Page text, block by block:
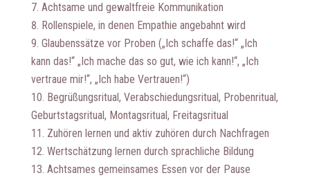
Achtsame und gewaltfreie Kommunikation
Rollenspiele, in denen Empathie angebahnt wird
Glaubenssätze vor Proben („Ich schaffe das!“ „Ich
kann das!“ „Ich mache das so gut, wie ich kann!“, „Ich
vertraue mir!“, „Ich habe Vertrauen!“)
Begrüßungsritual, Verabschiedungsritual, Probenritual,
Geburtstagsritual, Montagsritual, Freitagsritual
Zuhören lernen und aktiv zuhören durch Nachfragen
Wertschätzung lernen durch sprachliche Bildung
Achtsames gemeinsames Essen vor der Pause